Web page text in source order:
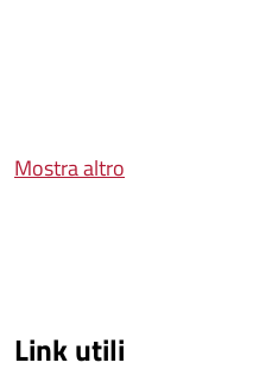
Mostra altro
Link utili